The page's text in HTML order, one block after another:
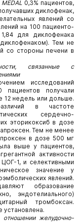
MEDAL 0,3% пациентов,
диклофенак,
явлений со
на 100 пациенто-
для диклофенака
Тем не
со стороны печени в
связанные с
исследований
пациентов получали
12 недель или дольше.
в частоте
сердечно-
эторикоксиб в дозе
Тем не менее
в дозе 500 мг
выше у пациентов,
активности
1, и селективными
значение у
явлений.
образование
эндотелиального)
тромбоксан.
установлена.
желудочно-